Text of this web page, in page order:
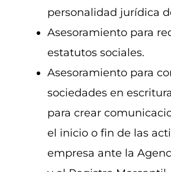
personalidad jurídica
Asesoramiento para
estatutos sociales.
Asesoramiento para
sociedades en
para crear
el inicio o fin de las
empresa ante la